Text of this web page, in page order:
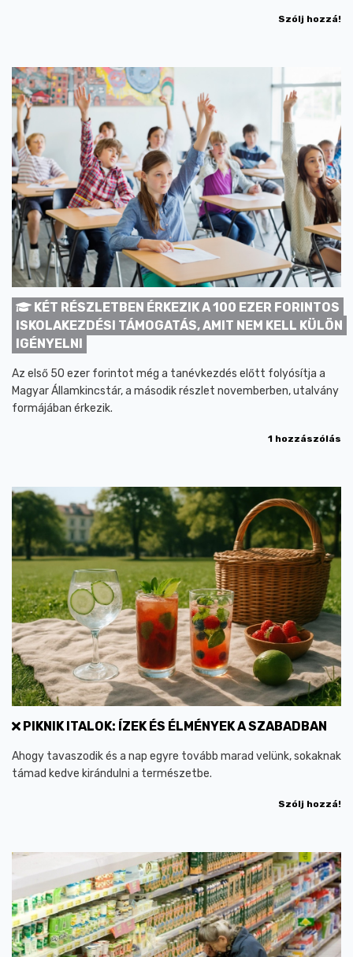
Szólj hozzá!
KÉT RÉSZLETBEN ÉRKEZIK A 100 EZER FORINTOS
ISKOLAKEZDÉSI TÁMOGATÁS, AMIT NEM KELL KÜLÖN
IGÉNYELNI
Az első 50 ezer forintot még a tanévkezdés előtt folyósítja a
Magyar Államkincstár, a második részlet novemberben, utalvány
formájában érkezik.
1 hozzászólás
PIKNIK ITALOK: ÍZEK ÉS ÉLMÉNYEK A SZABADBAN
Ahogy tavaszodik és a nap egyre tovább marad velünk, sokaknak
támad kedve kirándulni a természetbe.
Szólj hozzá!